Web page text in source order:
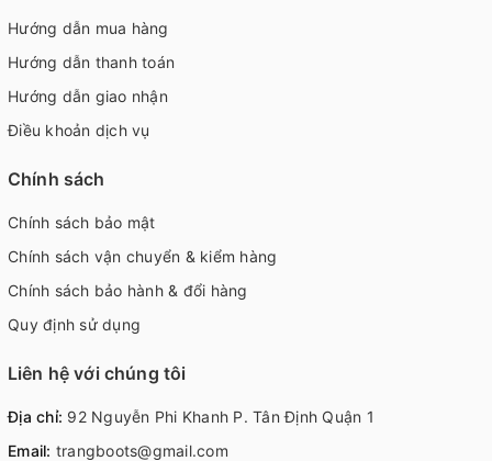
Hướng dẫn mua hàng
Hướng dẫn thanh toán
Hướng dẫn giao nhận
Điều khoản dịch vụ
Chính sách
Chính sách bảo mật
Chính sách vận chuyển & kiểm hàng
Chính sách bảo hành & đổi hàng
Quy định sử dụng
Liên hệ với chúng tôi
Địa chỉ: 92 Nguyễn Phi Khanh P. Tân Định Quận 1
Email: trangboots@gmail.com